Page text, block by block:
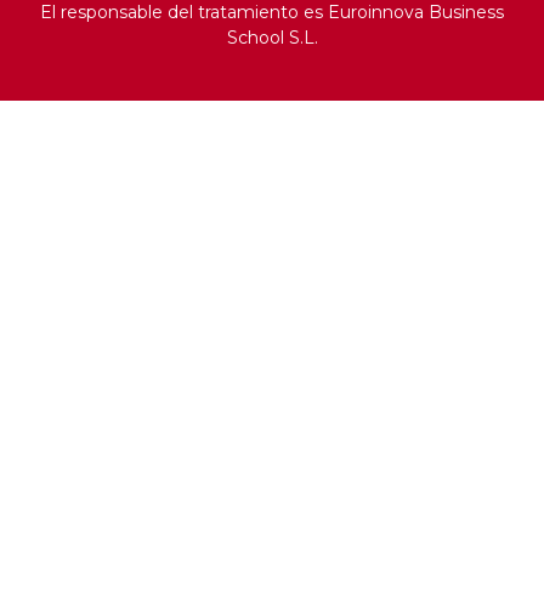
El responsable del tratamiento es Euroinnova Business
School S.L.